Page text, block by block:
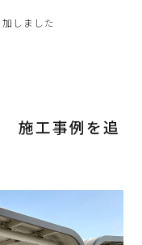
しました
施工事例を追